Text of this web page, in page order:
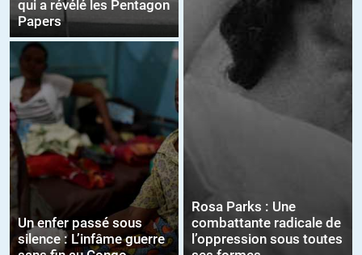
qui a révélé les Pentagon
Papers
Un enfer passé sous
silence : L’infâme guerre
Rosa Parks : Une
combattante radicale de
l’oppression sous toutes